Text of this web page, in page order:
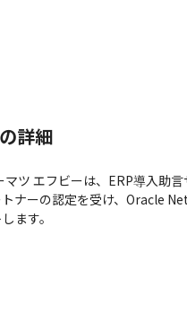
詳細
マツ エフビーは、ERP導入助
ナーの認定を受け、Oracle
ます。